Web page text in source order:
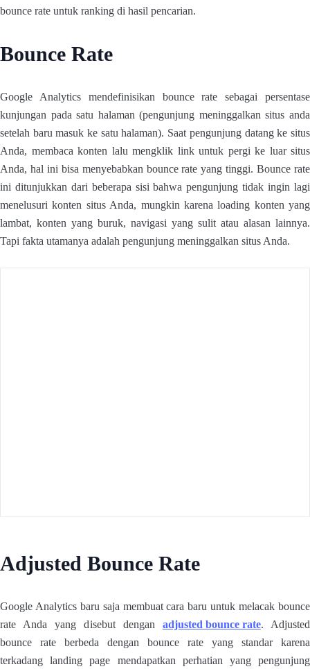
bounce rate untuk ranking di hasil pencarian.
Bounce Rate
Google Analytics mendefinisikan bounce rate sebagai persentase
kunjungan pada satu halaman (pengunjung meninggalkan situs anda
setelah baru masuk ke satu halaman). Saat pengunjung datang ke situs
Anda, membaca konten lalu mengklik link untuk pergi ke luar situs
Anda, hal ini bisa menyebabkan bounce rate yang tinggi. Bounce rate
ini ditunjukkan dari beberapa sisi bahwa pengunjung tidak ingin lagi
menelusuri konten situs Anda, mungkin karena loading konten yang
lambat, konten yang buruk, navigasi yang sulit atau alasan lainnya.
Tapi fakta utamanya adalah pengunjung meninggalkan situs Anda.
Adjusted Bounce Rate
Google Analytics baru saja membuat cara baru untuk melacak bounce
rate Anda yang disebut dengan adjusted bounce rate. Adjusted
bounce rate berbeda dengan bounce rate yang standar karena
terkadang landing page mendapatkan perhatian yang pengunjung